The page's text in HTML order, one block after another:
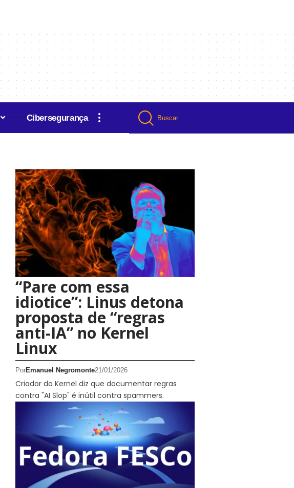
Cibersegurança Buscar
“Pare com essa
idiotice”: Linus detona
proposta de “regras
anti-IA” no Kernel
Linux
PorEmanuel Negromonte21/01/2026
Criador do Kernel diz que documentar regras
contra "AI Slop" é inútil contra spammers.